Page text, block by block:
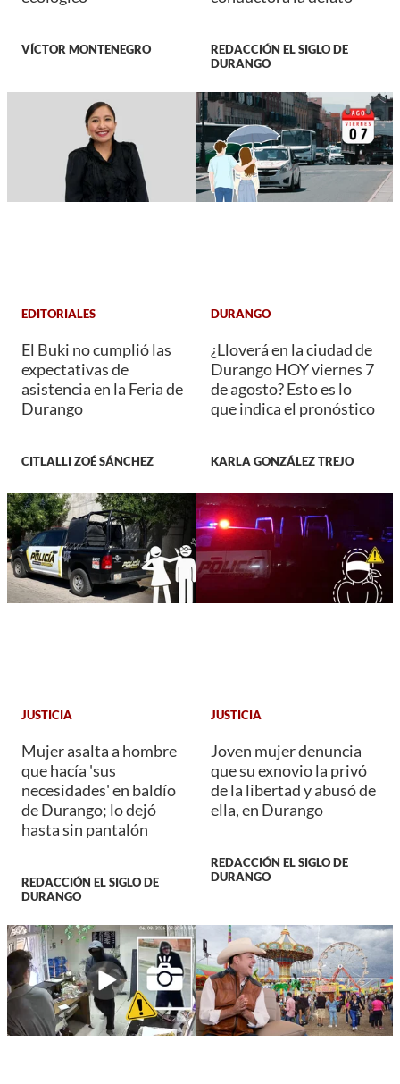
VÍCTOR MONTENEGRO
REDACCIÓN EL SIGLO DE
DURANGO
EDITORIALES
El Buki no cumplió las
expectativas de
asistencia en la Feria de
Durango
CITLALLI ZOÉ SÁNCHEZ
DURANGO
¿Lloverá en la ciudad de
Durango HOY viernes 7
de agosto? Esto es lo
que indica el pronóstico
KARLA GONZÁLEZ TREJO
JUSTICIA
Mujer asalta a hombre
que hacía 'sus
necesidades' en baldío
de Durango; lo dejó
hasta sin pantalón
REDACCIÓN EL SIGLO DE
DURANGO
JUSTICIA
Joven mujer denuncia
que su exnovio la privó
de la libertad y abusó de
ella, en Durango
REDACCIÓN EL SIGLO DE
DURANGO